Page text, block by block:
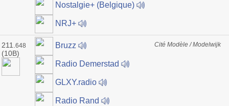
Nostalgie+ (Belgique)
NRJ+
211. 648
(10B)
Bruzz
Radio Demerstad
GLXY.radio
Radio Rand
Cité Modèle / Modelwijk